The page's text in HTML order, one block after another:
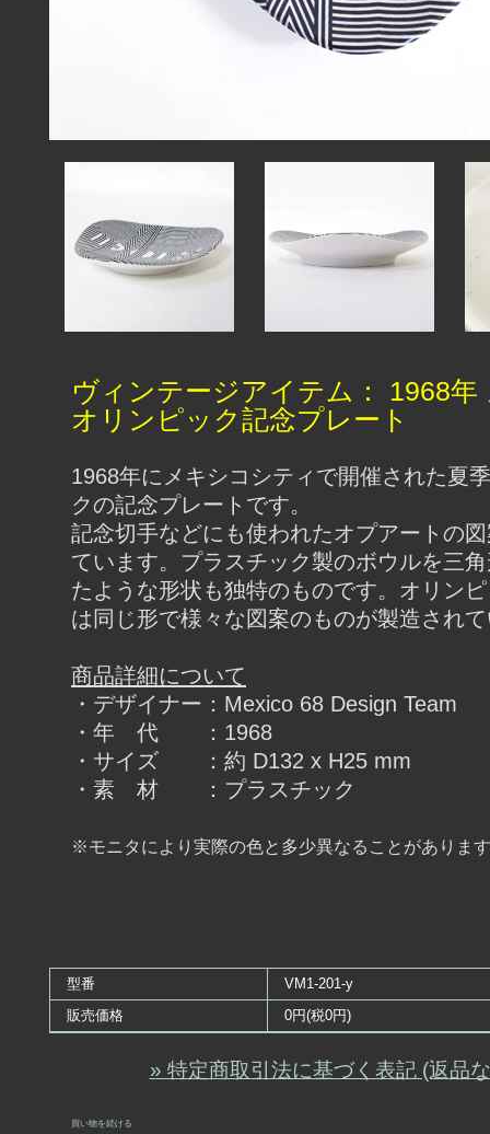
ヴィンテージアイテム： 1968年
オリンピック記念プレート
1968年にメキシコシティで開催された夏
クの記念プレートです。
記念切手などにも使われたオプアートの
ています。プラスチック製のボウルを三
たような形状も独特のものです。オリン
は同じ形で様々な図案のものが製造され
商品詳細について
・デザイナー：Mexico 68 Design Team
・年 代 ：1968
・サイズ ：約 D132 x H25 mm
・素 材 ：プラスチック
※モニタにより実際の色と多少異なることがありま
型番
VM1-201-y
販売価格
0円(税0円)
» 特定商取引法に基づく表記 (返品
買い物を続ける